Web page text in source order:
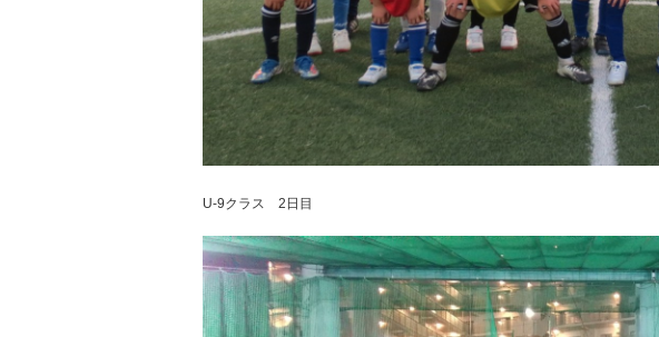
U-9クラス 2日目